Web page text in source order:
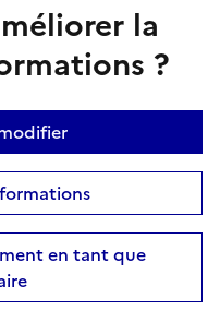
la
?
en tant que